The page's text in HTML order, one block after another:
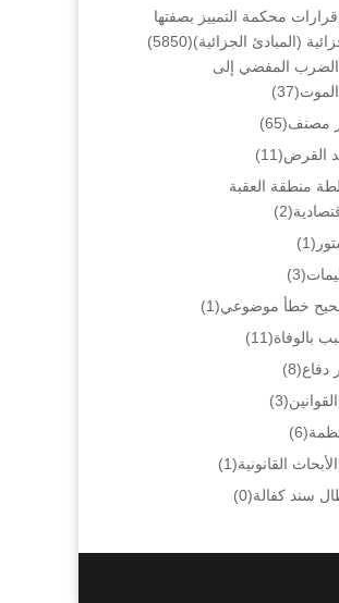
قرارات محكمة التمييز بصفتها
(المبادئ الجزائية)(5850)
الضرب المفضي إلى
الموت(37)
مصنف(65)
القرض(11)
منطقة العقبة
(2)
(1)
(3)
خطأ موضوعي(1)
بالوفاة(11)
دفاع(8)
القوانين(3)
(6)
الأبحاث القانونية(1)
سند كفالة(0)